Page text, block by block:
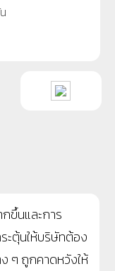
ขึ้นและการ
ะตุ้นให้บริษัทต้อง
ๆ ถูกคาดหวังให้